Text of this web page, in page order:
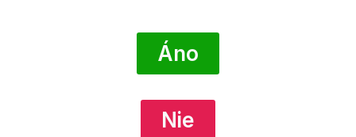
Áno
Nie